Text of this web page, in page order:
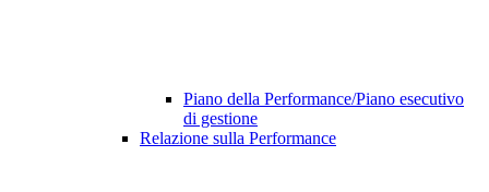
Piano della Performance/Piano esecutivo
di gestione
Relazione sulla Performance